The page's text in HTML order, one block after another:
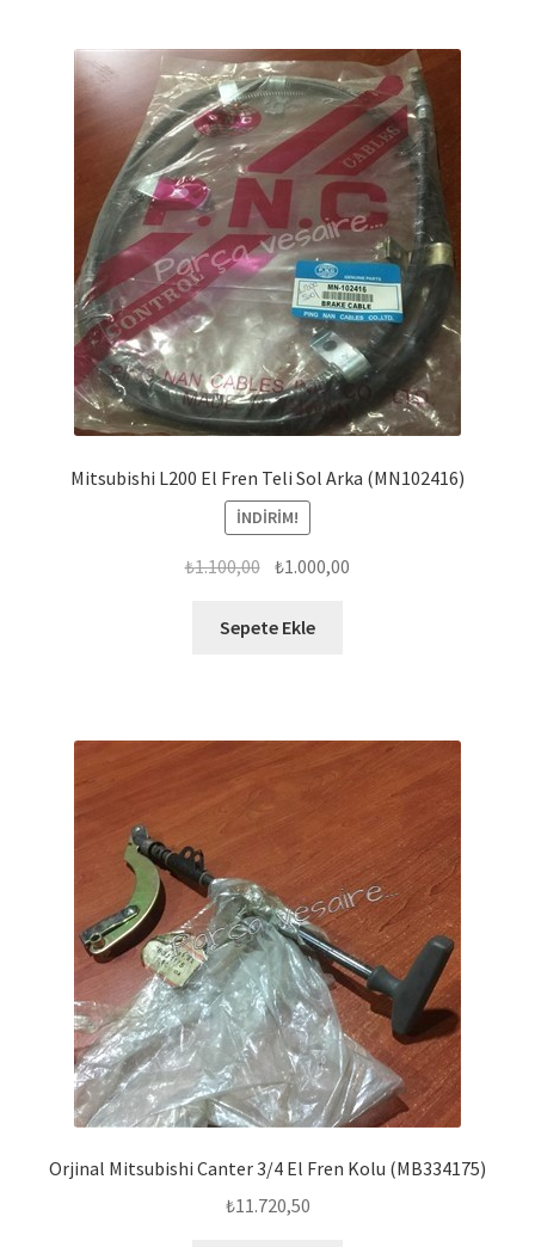
Mitsubishi L200 El Fren Teli Sol Arka (MN102416)
İNDIRIM!
₺1.100,00 Orijinal
₺1.100,00.
₺1.000,00
Sepete Ekle
Orjinal Mitsubishi Canter 3/4 El Fren Kolu (MB334175)
₺11.720,50